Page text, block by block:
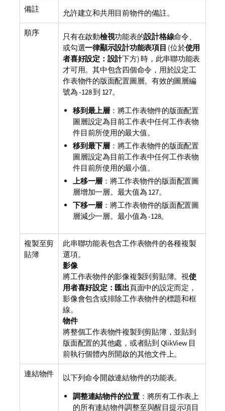
備註 允許建立和共用目前物件的備註。
順序 只有在啟動檢視功能表的設計格線命令、
或勾選一律顯示設計功能表項目 (位於使用
者喜好設定：設計下方) 時，此串聯功能表
才可用。其中包含四個命令，用於設定工
作表物件的版面配置圖層。有效的圖層編
號為 -128 到 127。
移到最上層：將工作表物件的版面配置
圖層設定為目前工作表中任何工作表物
件目前所使用的最大值。
移到最下層：將工作表物件的版面配置
圖層設定為目前工作表中任何工作表物
件目前所使用的最小值。
上移一層 ：將工作表物件的版面配置圖
層增加一層。最大值為 127。
下移一層 ：將工作表物件的版面配置圖
層減少一層。最小值為 -128。
複製至剪
貼簿
此串聯功能表包含工作表物件的各種複製
選項。
影像
將工作表物件的影像複製到剪貼簿。視使
用者喜好設定：匯出頁面中的設定而定，
影像會包含或排除工作表物件的標題和框
線。
物件
將整個工作表物件複製到剪貼簿，並貼到
版面配置的其他處，或者貼到 QlikView 目
前執行個體內所開啟的其他文件上。
連結物件
以下列命令開啟連結物件的功能表。
調整連結物件的位置：將所有工作表上
的所有連結物件調整至與醒目提示項目